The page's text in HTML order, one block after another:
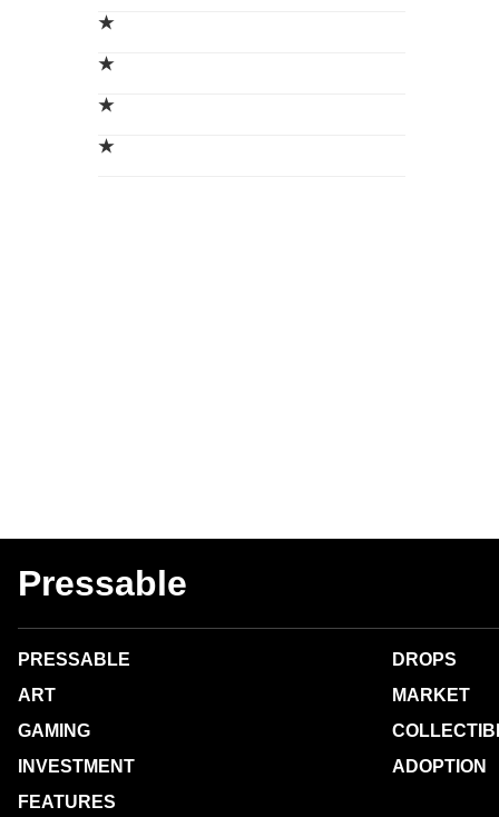
★
★
★
★
Pressable
PRESSABLE
ART
GAMING
INVESTMENT
FEATURES
DROPS
MARKET
ADOPTION